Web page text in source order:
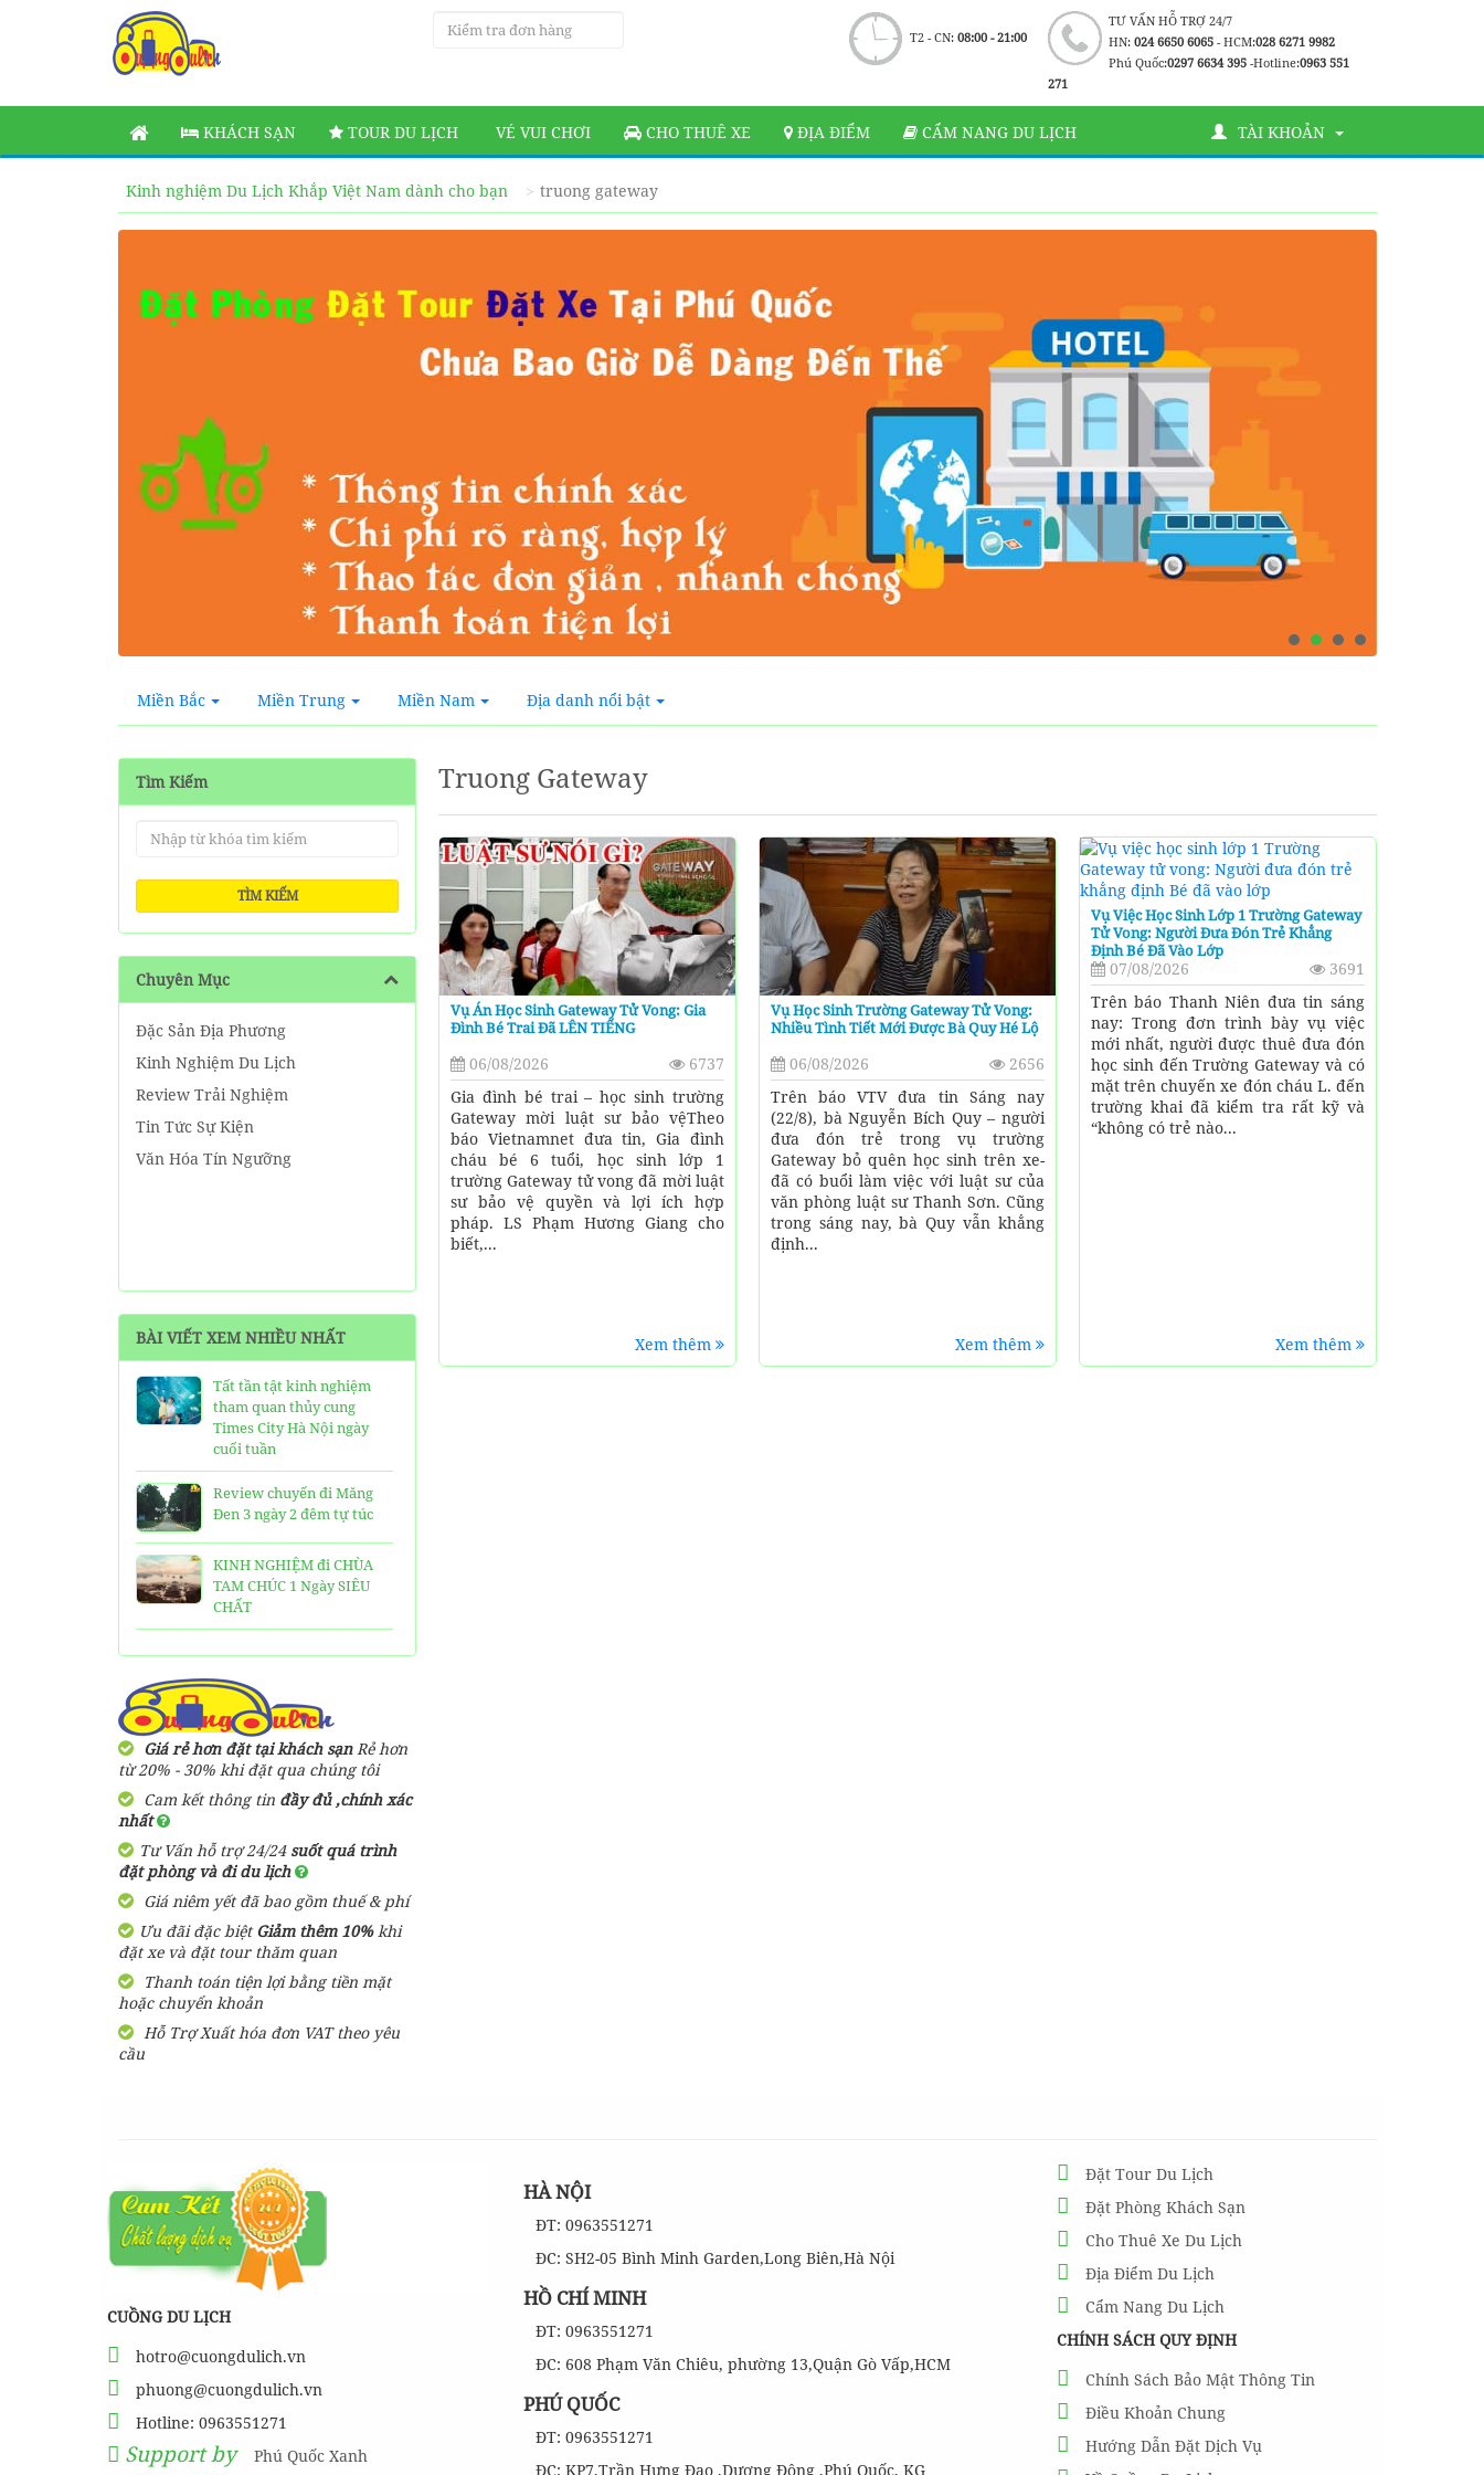
TƯ VẤN HỖ TRỢ 24/7
HN: 024 6650 6065- HCM:028 6271 9982
Phú Quốc:0297 6634 395 -Hotline:0963 551
271
T2 - CN: 08:00 - 21:00
KHÁCH SẠN TOUR DU LỊCH VÉ VUI CHƠI CHO THUÊ XE ĐỊA ĐIỂM CẨM NANG DU LỊCH TÀI KHOẢN
Kinh nghiệm Du Lịch Khắp Việt Nam dành cho bạn truong gateway
Miền Bắc Miền Trung Miền Nam Địa danh nổi bật
Tìm Kiếm
TÌM KIẾM
Chuyên Mục
Đặc Sản Địa Phương
Kinh Nghiệm Du Lịch
Review Trải Nghiệm
Tin Tức Sự Kiện
Văn Hóa Tín Ngưỡng
BÀI VIẾT XEM NHIỀU NHẤT
Tất tần tật kinh nghiệm
tham quan thủy cung
Times City Hà Nội ngày
cuối tuần
Review chuyến đi Măng
Đen 3 ngày 2 đêm tự túc
KINH NGHIỆM đi CHÙA
TAM CHÚC 1 Ngày SIÊU
CHẤT
25 Ngôi Chùa ở Sài Gòn
TOP 16 địa điểm du lịch
HẤP DẪN nhất việt nam:
Bạn đã đi được những nơi
cáp treo Núi Bà Đen Tây
Ninh
HƯỚNG DẪN đi du lịch
TAM ĐẢO chi tiết kèm
thông tin liên hệ
SHARE Cẩm nang du lịch
Măng Đen tự túc từ A-Z
Vịnh Hạ Long trên cạn ở
Tây Nguyên
Giá rẻ hơn đặt tại khách sạnRẻ hơn
từ 20% - 30% khi đặt qua chúng tôi
Cam kết thông tin đầy đủ ,chính xác
nhất
Tư Vấn hỗ trợ 24/24 suốt quá trình
đặt phòng và đi du lịch
Giá niêm yết đã bao gồm thuế & phí
Ưu đãi đặc biệtGiảm thêm 10%khi
đặt xe và đặt tour thăm quan
Thanh toán tiện lợi bằng tiền mặt
hoặc chuyển khoản
Hỗ Trợ Xuất hóa đơn VAT theo yêu
cầu
Truong Gateway
Vụ Án Học Sinh Gateway Tử Vong: Gia
Đình Bé Trai Đã LÊN TIẾNG
06/08/2026
6737
Gia đình bé trai – học sinh trường
Gateway mời luật sư bảo vệTheo
báo Vietnamnet đưa tin, Gia đình
cháu bé 6 tuổi, học sinh lớp 1
trường Gateway tử vong đã mời luật
sư bảo vệ quyền và lợi ích hợp
pháp. LS Phạm Hương Giang cho
biết,...
Xem thêm
Vụ Học Sinh Trường Gateway Tử Vong:
Nhiều Tình Tiết Mới Được Bà Quy Hé Lộ
06/08/2026
2656
Trên báo VTV đưa tin Sáng nay
(22/8), bà Nguyễn Bích Quy – người
đưa đón trẻ trong vụ trường
Gateway bỏ quên học sinh trên xe-
đã có buổi làm việc với luật sư của
văn phòng luật sư Thanh Sơn. Cũng
trong sáng nay, bà Quy vẫn khẳng
định...
Xem thêm
Vụ Việc Học Sinh Lớp 1 Trường Gateway
Tử Vong: Người Đưa Đón Trẻ Khẳng
Định Bé Đã Vào Lớp
07/08/2026
3691
Trên báo Thanh Niên đưa tin sáng
nay: Trong đơn trình bày vụ việc
mới nhất, người được thuê đưa đón
học sinh đến Trường Gateway và có
mặt trên chuyến xe đón cháu L. đến
trường khai đã kiểm tra rất kỹ và
“không có trẻ nào...
Xem thêm
CUỒNG DU LỊCH
hotro@cuongdulich.vn
phuong@cuongdulich.vn
Hotline: 0963551271
Support by Phú Quốc Xanh
HÀ NỘI
ĐT: 0963551271
ĐC: SH2-05 Bình Minh Garden,Long Biên,Hà Nội
HỒ CHÍ MINH
ĐT: 0963551271
ĐC: 608 Phạm Văn Chiêu, phường 13,Quận Gò Vấp,HCM
PHÚ QUỐC
ĐT: 0963551271
ĐC: KP7,Trần Hưng Đạo ,Dương Đông ,Phú Quốc, KG
Đặt Tour Du Lịch
Đặt Phòng Khách Sạn
Cho Thuê Xe Du Lịch
Địa Điểm Du Lịch
Cẩm Nang Du Lịch
CHÍNH SÁCH QUY ĐỊNH
Chính Sách Bảo Mật Thông Tin
Điều Khoản Chung
Hướng Dẫn Đặt Dịch Vụ